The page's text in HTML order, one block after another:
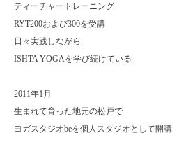
ティーチャートレーニング
RYT200および300を受講
日々実践しながら
ISHTA YOGAを学び続けている
2011年1月
生まれて育った地元の松戸で
ヨガスタジオbeを個人スタジオとして開講